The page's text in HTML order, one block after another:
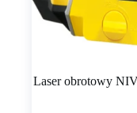
Laser obrotowy